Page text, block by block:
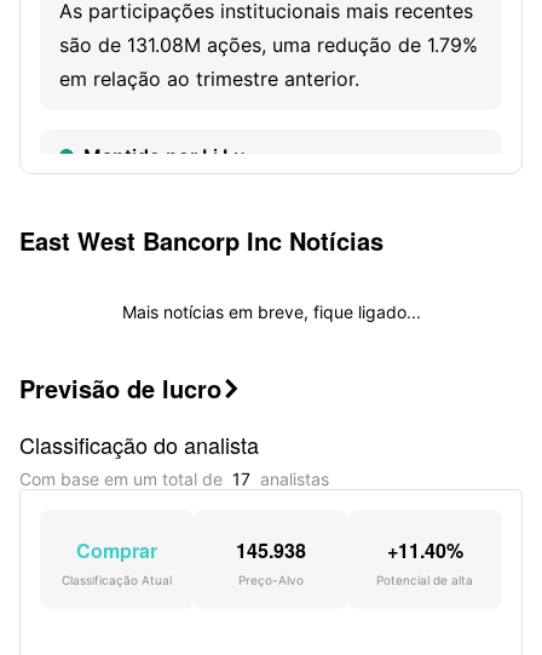
As participações institucionais mais recentes
são de 131.08M ações, uma redução de 1.79%
em relação ao trimestre anterior.
Mantido por Li Lu
desta empresa.
East West Bancorp Inc Notícias
Mais notícias em breve, fique ligado...
Previsão de lucro
Classificação do analista
Com base em um total de 17 analistas
Comprar
Classificação Atual
145.938
Preço-Alvo
+11.40%
Potencial de alta